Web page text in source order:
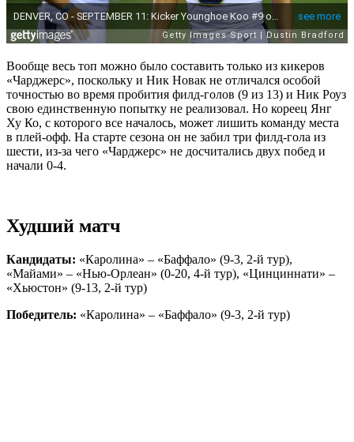
Вообще весь топ можно было составить только из кикеров
«Чарджерс», поскольку и Ник Новак не отличался особой
точностью во время пробития филд-голов (9 из 13) и Ник Роуз
свою единственную попытку не реализовал. Но кореец Янг
Ху Ко, с которого все началось, может лишить команду места
в плей-офф. На старте сезона он не забил три филд-гола из
шести, из-за чего «Чарджерс» не досчитались двух побед и
начали 0-4.
Худший матч
Кандидаты: «Каролина» – «Баффало» (9-3, 2-й тур),
«Майами» – «Нью-Орлеан» (0-20, 4-й тур), «Цинциннати» –
«Хьюстон» (9-13, 2-й тур)
Победитель: «Каролина» – «Баффало» (9-3, 2-й тур)